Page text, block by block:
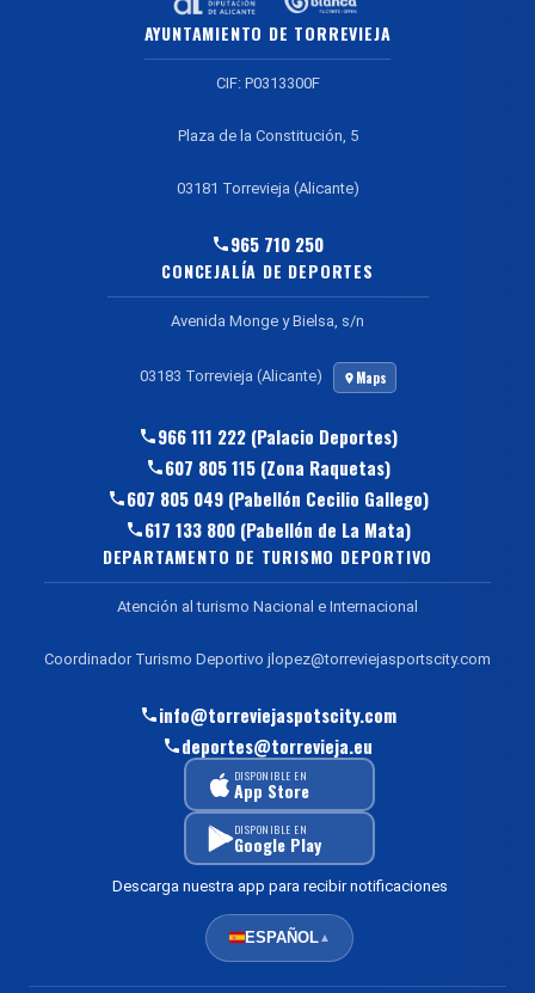
AYUNTAMIENTO DE TORREVIEJA
CIF: P0313300F
Plaza de la Constitución, 5
03181 Torrevieja (Alicante)
965 710 250
CONCEJALÍA DE DEPORTES
Avenida Monge y Bielsa, s/n
03183 Torrevieja (Alicante) Maps
966 111 222 (Palacio Deportes)
607 805 115 (Zona Raquetas)
607 805 049 (Pabellón Cecilio Gallego)
617 133 800 (Pabellón de La Mata)
DEPARTAMENTO DE TURISMO DEPORTIVO
Atención al turismo Nacional e Internacional
Coordinador Turismo Deportivo jlopez@torreviejasportscity.com
info@torreviejaspotscity.com
deportes@torrevieja.eu
DISPONIBLE EN
App Store
DISPONIBLE EN
Google Play
Descarga nuestra app para recibir notificaciones
ESPAÑOL▲